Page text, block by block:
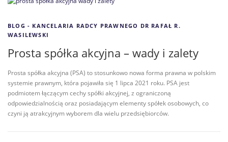
Blog EN | DE
BLOG - KANCELARIA RADCY PRAWNEGO DR RAFAŁ R.
WASILEWSKI
Prosta spółka akcyjna – wady i zalety
Prosta spółka akcyjna (PSA) to stosunkowo nowa forma prawna w polskim
systemie prawnym, która pojawiła się 1 lipca 2021 roku. PSA jest
podmiotem łączącym cechy spółki akcyjnej, z ograniczoną
odpowiedzialnością oraz posiadającym elementy spółek osobowych, co
czyni ją atrakcyjnym wyborem dla wielu przedsiębiorców.